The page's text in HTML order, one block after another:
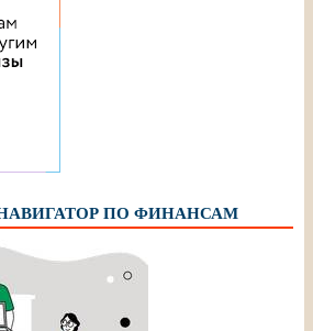
ПО ФИНАНСАМ